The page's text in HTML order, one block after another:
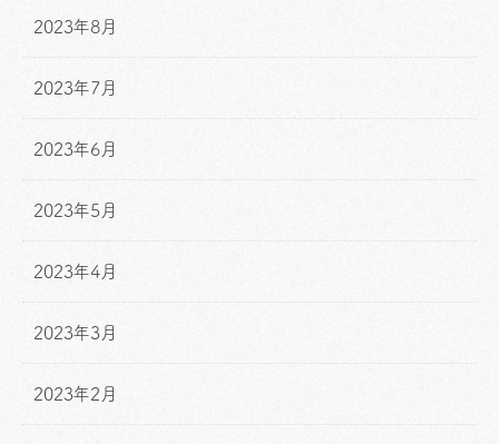
2023年8月
2023年7月
2023年6月
2023年5月
2023年4月
2023年3月
2023年2月